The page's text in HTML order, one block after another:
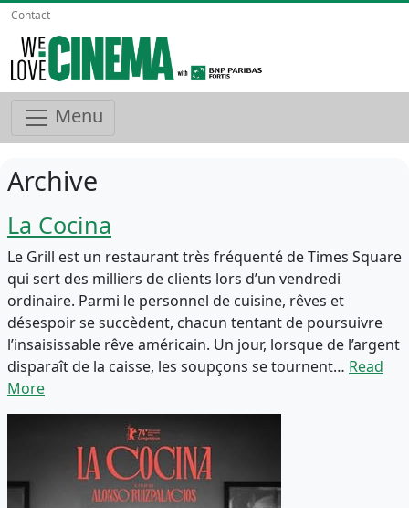
Contact
Menu
Archive
La Cocina
Le Grill est un restaurant très fréquenté de Times Square
qui sert des milliers de clients lors d’un vendredi
ordinaire. Parmi le personnel de cuisine, rêves et
désespoir se succèdent, chacun tentant de poursuivre
l’insaisissable rêve américain. Un jour, lorsque de l’argent
disparaît de la caisse, les soupçons se tournent… Read
More